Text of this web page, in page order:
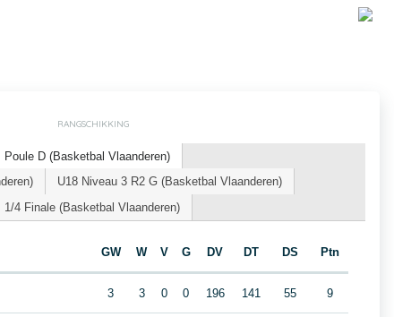
RANGSCHIKKING
D (Basketbal Vlaanderen)
U18 Niveau 3 R2 G (Basketbal Vlaanderen)
4 Finale (Basketbal Vlaanderen)
GW W V G DV DT DS Ptn
3 3 0 0 196 141 55 9